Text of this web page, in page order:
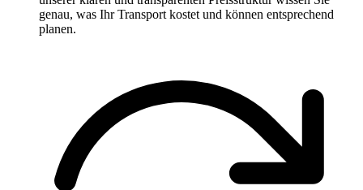
genau, was Ihr Transport kostet und können entsprechend
planen.